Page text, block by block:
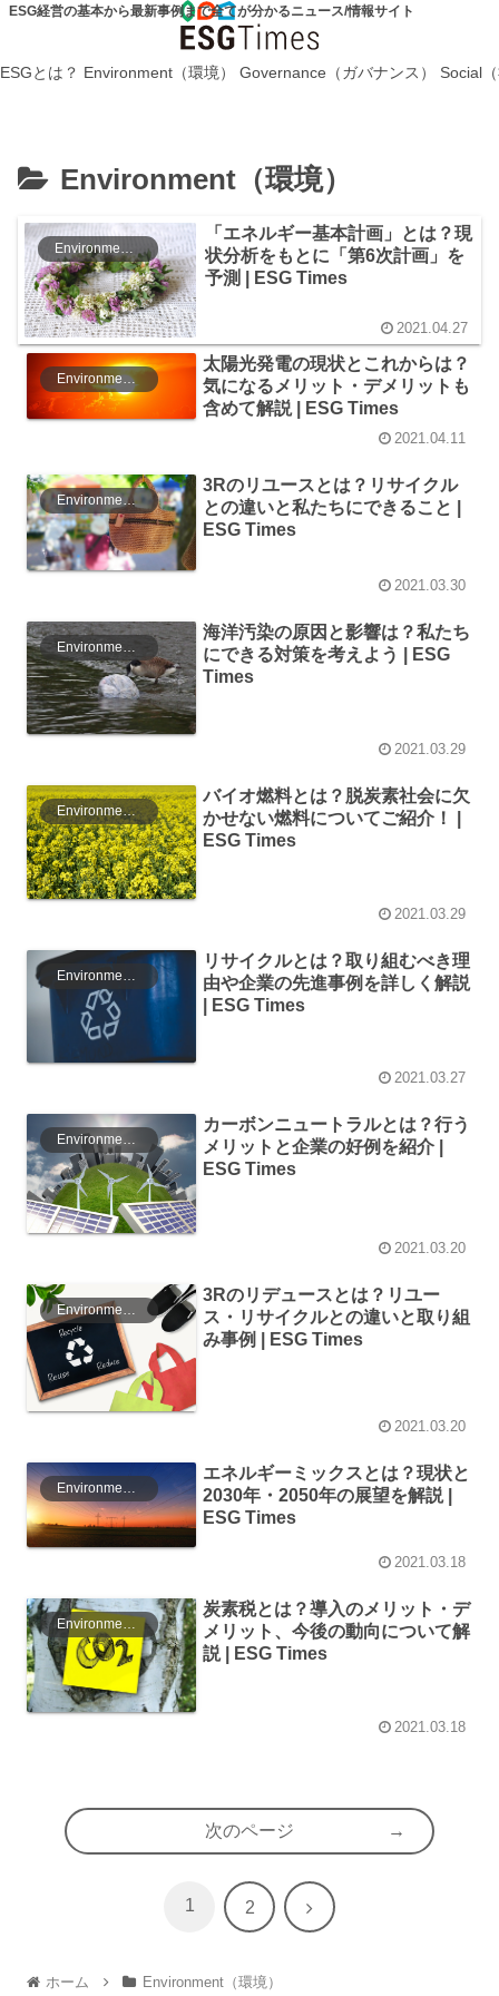
ESG経営の基本から最新事例まで全てが分かるニュース/情報サイト
ESGとは？ Environment（環境） Governance（ガバナンス） Social
Environment（環境）
Environment（環境）
「エネルギー基本計画」とは？現
状分析をもとに「第6次計画」を
予測 | ESG Times
2021.04.27
Environment（環境）
太陽光発電の現状とこれからは？
気になるメリット・デメリットも
含めて解説 | ESG Times
2021.04.11
Environment（環境）
3Rのリユースとは？リサイクル
との違いと私たちにできること |
ESG Times
2021.03.30
Environment（環境）
海洋汚染の原因と影響は？私たち
にできる対策を考えよう | ESG
Times
2021.03.29
Environment（環境）
バイオ燃料とは？脱炭素社会に欠
かせない燃料についてご紹介！ |
ESG Times
2021.03.29
リサイクルとは？取り組むべき理
由や企業の先進事例を詳しく解説
| ESG Times
2021.03.27
Environment（環境）
カーボンニュートラルとは？行う
メリットと企業の好例を紹介 |
ESG Times
2021.03.20
Environment（環境）
3Rのリデュースとは？リユー
ス・リサイクルとの違いと取り組
み事例 | ESG Times
2021.03.20
Environment（環境）
エネルギーミックスとは？現状と
2030年・2050年の展望を解説 |
ESG Times
2021.03.18
Environment（環境）
炭素税とは？導入のメリット・デ
メリット、今後の動向について解
説 | ESG Times
2021.03.18
次のページ
1 2 次
ホーム Environment（環境）